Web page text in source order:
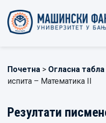
Почетна > Огласна табла
испита – Математика II
Резултати